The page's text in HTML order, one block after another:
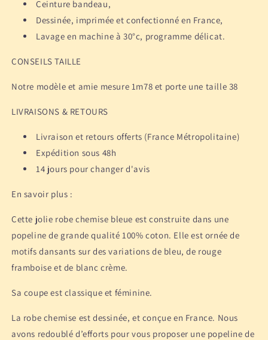
Ceinture bandeau,
Dessinée, imprimée et confectionné en France,
Lavage en machine à 30°c, programme délicat.
CONSEILS TAILLE
Notre modèle et amie mesure 1m78 et porte une taille 38
LIVRAISONS & RETOURS
Livraison et retours offerts (France Métropolitaine)
Expédition sous 48h
14 jours pour changer d'avis
En savoir plus :
Cette jolie robe chemise bleue est construite dans une
popeline de grande qualité 100% coton. Elle est ornée de
motifs dansants sur des variations de bleu, de rouge
framboise et de blanc crème.
Sa coupe est classique et féminine.
La robe chemise est dessinée, et conçue en France. Nous
avons redoublé d’efforts pour vous proposer une popeline de